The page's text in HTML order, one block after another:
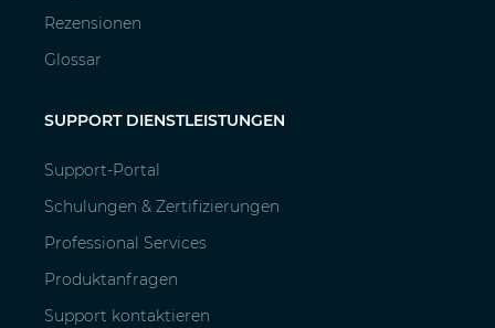
Rezensionen
Glossar
SUPPORT DIENSTLEISTUNGEN
Support-Portal
Schulungen & Zertifizierungen
Professional Services
Produktanfragen
Support kontaktieren